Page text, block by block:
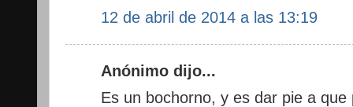
12 de abril de 2014 a las 13:19
Anónimo dijo...
Es un bochorno, y es dar pie a